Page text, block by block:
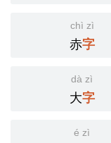
chì zì
赤字
dà zì
大字
é zì